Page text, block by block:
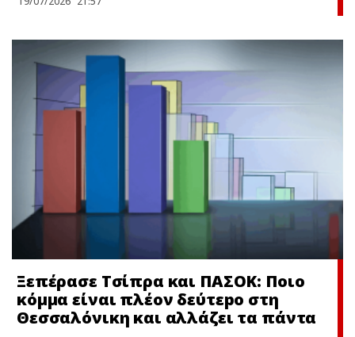
Ξεπέρασε Τσίπρα και ΠΑΣΟΚ: Ποιο
κόμμα είναι πλέον δεύτεpο στη
Θεσσαλόνικη και αλλάζει τα πάντα